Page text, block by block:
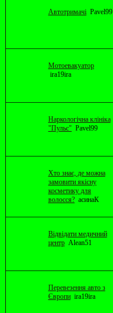
Автотримачі Pavel99
Мотоевакуатор
ira19ira
Наркологічна клініка
"Пульс" Pavel99
Хто знає, де можна
замовити якісну
косметику для
волосся? асинаК
Відвідати медичний
центр Alean51
Перевезення авто з
Європи ira19ira